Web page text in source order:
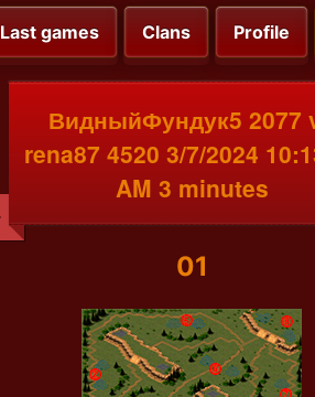
Last games Clans Profile
ВидныйФундук5 2077
rena87 4520 3/7/2024
AM 3 minutes
01